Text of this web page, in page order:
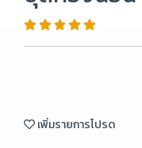
เพิ่มรายการโปรด